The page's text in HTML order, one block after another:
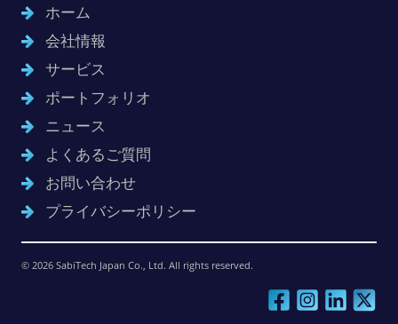
ホーム
会社情報
サービス
ポートフォリオ
ニュース
よくあるご質問
お問い合わせ
プライバシーポリシー
© 2026 SabiTech Japan Co., Ltd. All rights reserved.